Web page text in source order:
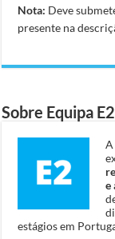
Nota: Deve
presente na
Sobre Equipa E2
A
e
estágios em